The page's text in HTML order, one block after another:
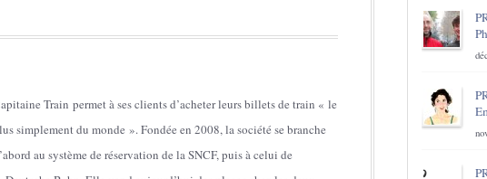
Train permet à ses clients d’acheter leurs billets de train « le
simplement du monde ». Fondée en 2008, la société se branche
au système de réservation de la SNCF, puis à celui de